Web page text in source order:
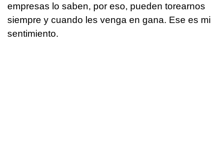
empresas lo saben, por eso, pueden torearnos
siempre y cuando les venga en gana. Ese es mi
sentimiento.